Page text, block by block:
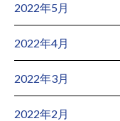
2022年5月
2022年4月
2022年3月
2022年2月